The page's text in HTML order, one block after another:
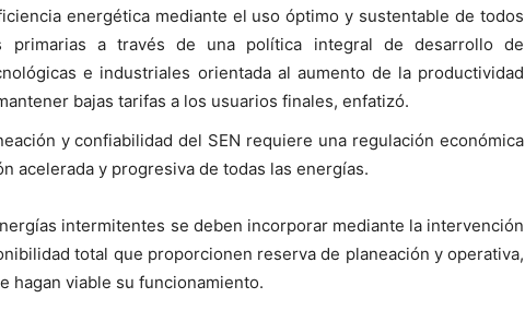
energética mediante el uso óptimo y sustentable de todos
primarias a través de una política integral de desarrollo de
e industriales orientada al aumento de la productividad
bajas tarifas a los usuarios finales, enfatizó.
y confiabilidad del SEN requiere una regulación económica
acelerada y progresiva de todas las energías.
intermitentes se deben incorporar mediante la intervención
total que proporcionen reserva de planeación y operativa,
hagan viable su funcionamiento.